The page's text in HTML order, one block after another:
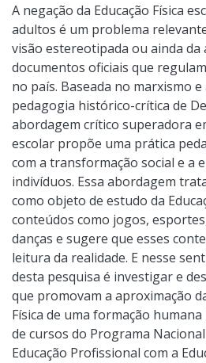
A negação da Educação Física
adultos é um problema
visão estereotipada ou ainda da
documentos oficiais que
no país. Baseada no marxismo
pedagogia histórico-crítica de
abordagem crítico superadora
escolar propõe uma prática
com a transformação social e a
indivíduos. Essa abordagem
como objeto de estudo da
conteúdos como jogos,
danças e sugere que esses
leitura da realidade. E nesse
desta pesquisa é investigar e
que promovam a aproximação
Física de uma formação
de cursos do Programa
Educação Profissional com a